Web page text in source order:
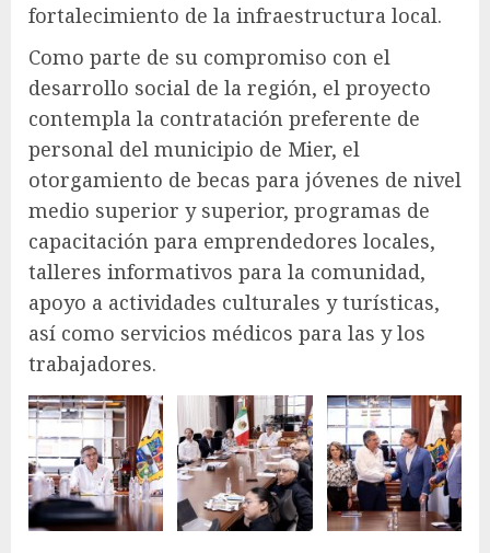
fortalecimiento de la infraestructura local.
Como parte de su compromiso con el
desarrollo social de la región, el proyecto
contempla la contratación preferente de
personal del municipio de Mier, el
otorgamiento de becas para jóvenes de nivel
medio superior y superior, programas de
capacitación para emprendedores locales,
talleres informativos para la comunidad,
apoyo a actividades culturales y turísticas,
así como servicios médicos para las y los
trabajadores.